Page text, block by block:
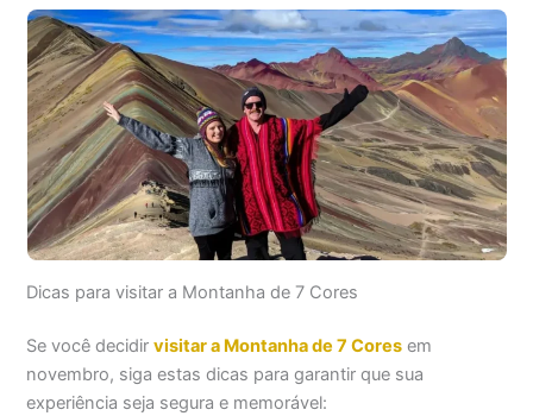
Dicas para visitar a Montanha de 7 Cores
Se você decidirvisitar a Montanha de 7 Cores em
novembro, siga estas dicas para garantir que sua
experiência seja segura e memorável: